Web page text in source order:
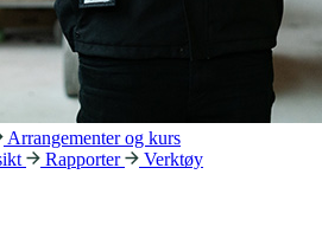
Arrangementer og kurs
Rapporter Verktøy